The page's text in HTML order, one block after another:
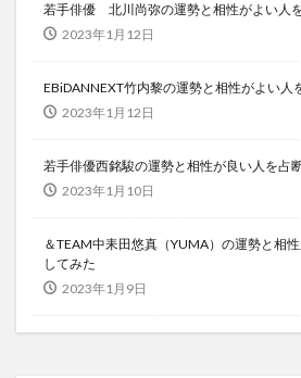
若手俳優 北川尚弥の運勢と相性がよい人
2023年1月12日
EBiDANNEXT竹内黎の運勢と相性がよい人
2023年1月12日
若手俳優西銘駿の運勢と相性が良い人を占
2023年1月10日
＆TEAM中耒田悠真（YUMA）の運勢と相
してみた
2023年1月9日